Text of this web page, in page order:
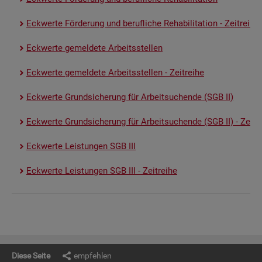
Eck­wer­te För­de­rung und be­ruf­li­che Re­ha­bi­li­ta­ti­on - Zeit­rei­he
Eck­wer­te ge­mel­de­te Ar­beits­stel­len
Eck­wer­te ge­mel­de­te Ar­beits­stel­len - Zeit­rei­he
Eck­wer­te Grund­si­che­rung für Ar­beit­su­chen­de (SGB II)
Eck­wer­te Grund­si­che­rung für Ar­beit­su­chen­de (SGB II) -
Eck­wer­te Leis­tun­gen SGB III
Eck­wer­te Leis­tun­gen SGB III - Zeit­rei­he
Diese Seite empfehlen